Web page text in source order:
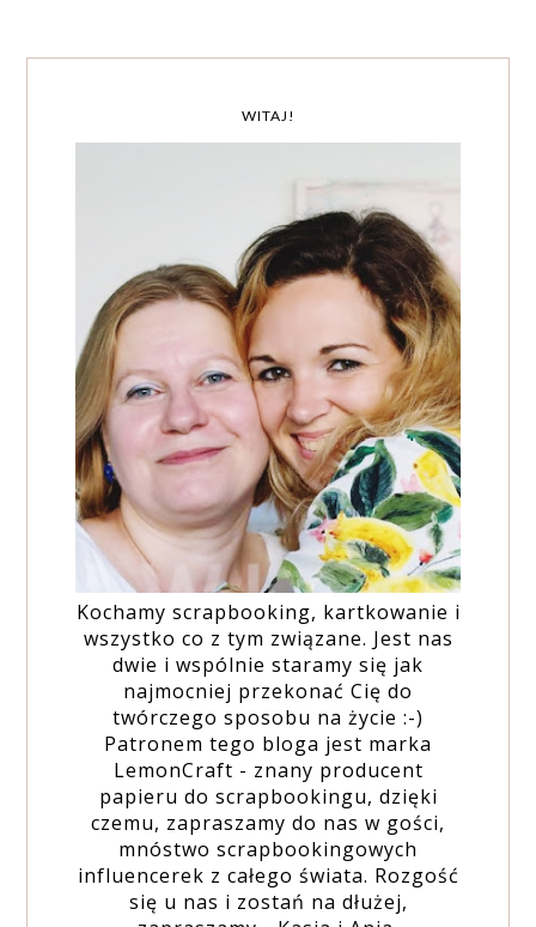
WITAJ!
Kochamy scrapbooking, kartkowanie i
wszystko co z tym związane. Jest nas
dwie i wspólnie staramy się jak
najmocniej przekonać Cię do
twórczego sposobu na życie :-)
Patronem tego bloga jest marka
LemonCraft - znany producent
papieru do scrapbookingu, dzięki
czemu, zapraszamy do nas w gości,
mnóstwo scrapbookingowych
influencerek z całego świata. Rozgość
się u nas i zostań na dłużej,